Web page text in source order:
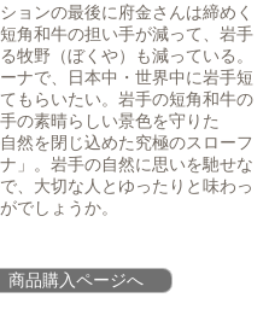
ョンの最後に府金さんは締めく
角和牛の担い手が減って、岩手
牧野（ぼくや）も減っている。
ナで、日本中・世界中に岩手短
もらいたい。岩手の短角和牛の
の素晴らしい景色を守りた
然を閉じ込めた究極のスローフ
」。岩手の自然に思いを馳せな
、大切な人とゆったりと味わっ
でしょうか。
商品購入ページへ